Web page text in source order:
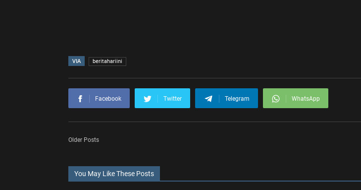
VIA beritahariini
Facebook Twitter Telegram WhatsApp
Older Posts
You May Like These Posts